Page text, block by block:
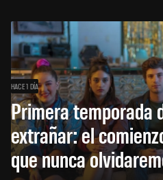
HACE 1 DÍA
Primera temporada
extrañar: el
que nunca